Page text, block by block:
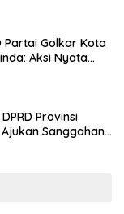
Partai Golkar Kota
Aksi Nyata
Provinsi
Sanggahan